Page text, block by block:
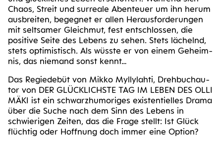
Cha­os, Streit und sur­rea­le Aben­teu­er um ihn her­um
aus­brei­ten, begeg­net er allen Her­aus­for­de­run­gen
mit selt­sa­mer Gleich­mut, fest ent­schlos­sen, die
posi­ti­ve Sei­te des Lebens zu sehen. Stets lächelnd,
stets opti­mis­tisch. Als wüss­te er von einem Geheim­
nis, das nie­mand sonst kennt…
Das Regie­de­büt von Mikko Myl­ly­l­ah­ti, Dreh­buch­au­
tor von DER GLÜCK­LICHS­TE TAG IM LEBEN DES OLLI
MÄKI ist ein schwarz­hu­mo­ri­ges exis­ten­ti­el­les Dra­ma
über die Suche nach dem Sinn des Lebens in
schwie­ri­gen Zei­ten, das die Fra­ge stellt: Ist Glück
flüch­tig oder Hoff­nung doch immer eine Option?